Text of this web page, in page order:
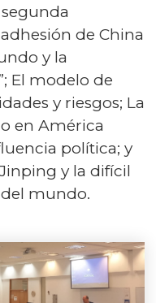
de China
y la
El modelo de
y riesgos; La
en América
política; y
y la difícil
mundo.